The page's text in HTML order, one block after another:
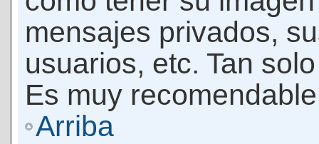
mensajes privados,
usuarios, etc. Tan
Es muy
Arriba